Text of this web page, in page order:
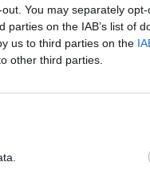
You may separately
on the IAB’s list of
us to third parties on the
other third parties.